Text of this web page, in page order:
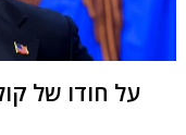
על חודו של